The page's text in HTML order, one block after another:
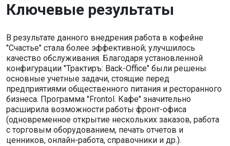
Ключевые результаты
В результате данного внедрения работа в кофейне
"Счастье" стала более эффективной; улучшилось
качество обслуживания. Благодаря установленной
конфигурации "Трактиръ: Back-Office" были решены
основные учетные задачи, стоящие перед
предприятиями общественного питания и ресторанного
бизнеса. Программа "Frontol. Кафе" значительно
расширила возможности работы фронт-офиса
(одновременное открытие нескольких заказов, работа
с торговым оборудованием, печать отчетов и
ценников, онлайн-работа, справочники и др.).